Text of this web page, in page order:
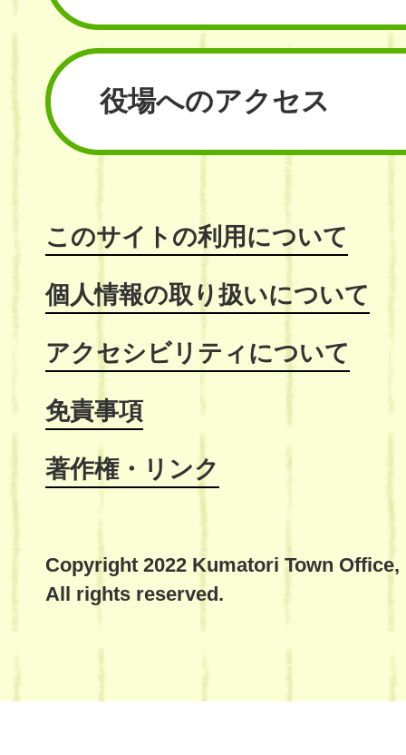
役場へのアクセス
このサイトの利用について
個人情報の取り扱いについて
アクセシビリティについて
免責事項
著作権・リンク
Copyright 2022 Kumatori Town Office,
All rights reserved.